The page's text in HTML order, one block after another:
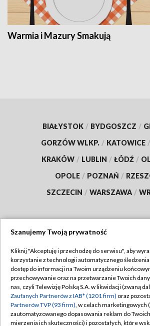
Warmia i Mazury Smakują
BIAŁYSTOK / BYDGOSZCZ /
GORZÓW WLKP. / KATOWICE /
KRAKÓW / LUBLIN / ŁÓDŹ /
OPOLE / POZNAŃ /
SZCZECIN / WARSZAWA /
TVP
Abonament TVP
Emisja w TVP
Centrum informacji TVP
Regulamin TVP
Polityka
Moje zgody
Szanujemy Twoją prywatność
Kliknij "Akceptuję i przechodzę do serwisu", aby
korzystanie z technologii automatycznego śledzenia
dostęp do informacji na Twoim urządzeniu
przechowywanie oraz na przetwarzanie Twoich
nas, czyli Telewizję Polską S.A. w likwidacji (zwaną
Zaufanych Partnerów z IAB* (1201 firm) oraz
Partnerów TVP (93 firm), w celach marketingowych
zautomatyzowanego dopasowania reklam do
mierzenia ich skuteczności) i pozostałych, które